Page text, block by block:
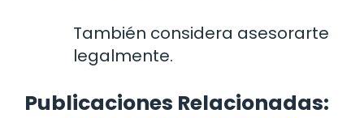
También considera asesorarte
legalmente.
Publicaciones Relacionadas: